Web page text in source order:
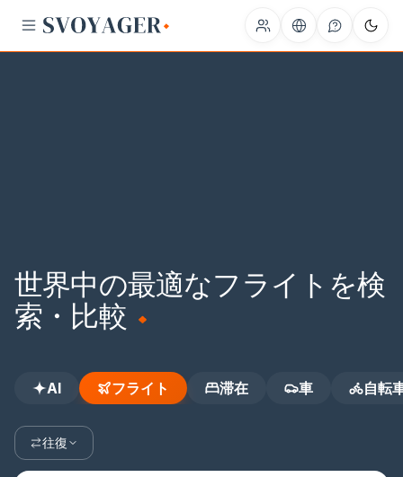
世界中の最適なフライトを検
索・比較
AI フライト 滞在 車 自転
往復